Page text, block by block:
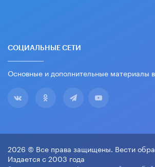
СОЦИАЛЬНЫЕ СЕТИ
Основные и дополнительные материалы
2026 © Все права защищены. Вести
Издается с 2003 года